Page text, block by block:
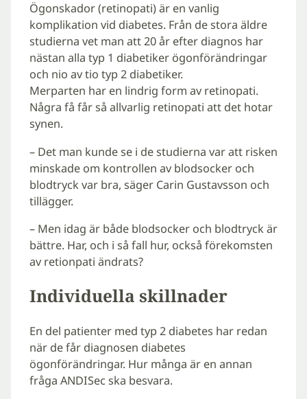
Ögonskador (retinopati) är en vanlig
komplikation vid diabetes. Från de stora äldre
studierna vet man att 20 år efter diagnos har
nästan alla typ 1 diabetiker ögonförändringar
och nio av tio typ 2 diabetiker.
Merparten har en lindrig form av retinopati.
Några få får så allvarlig retinopati att det hotar
synen.
– Det man kunde se i de studierna var att risken
minskade om kontrollen av blodsocker och
blodtryck var bra, säger Carin Gustavsson och
tillägger.
– Men idag är både blodsocker och blodtryck är
bättre. Har, och i så fall hur, också förekomsten
av retionpati ändrats?
Individuella skillnader
En del patienter med typ 2 diabetes har redan
när de får diagnosen diabetes
ögonförändringar. Hur många är en annan
fråga ANDISec ska besvara.